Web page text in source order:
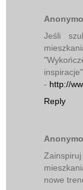
Jeśli
- http://
Reply
nowe